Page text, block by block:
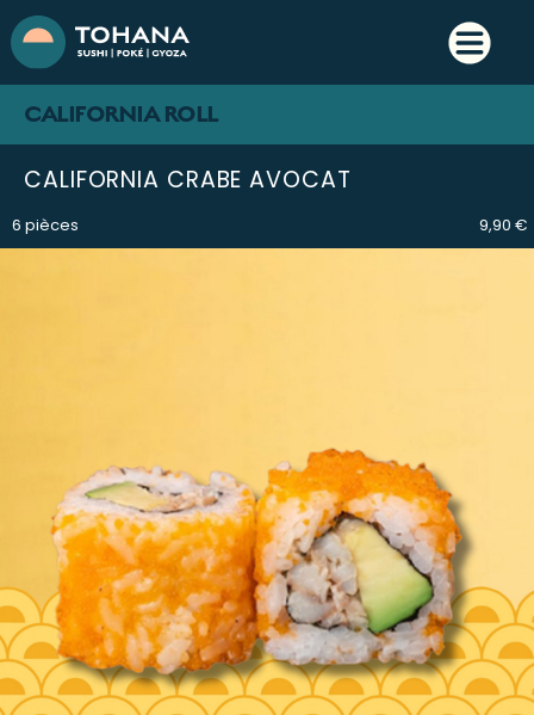
CALIFORNIA ROLL
CALIFORNIA CRABE AVOCAT
6 pièces 9,90 €